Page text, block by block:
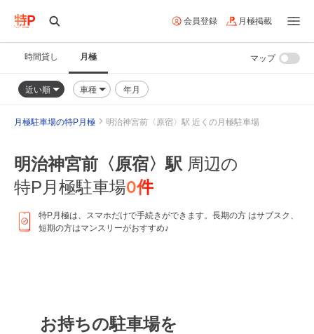
会員登録 月極掲載
時間貸し 月極
近い順 車種 年月
マップ
月極駐車場の特P月極 明治神宮前〈原宿〉駅 近くの月極駐車場
明治神宮前〈原宿〉駅 周辺の
特P月極駐車場0件
特P月極は、スマホだけで手続きができます。長期の方 はサブスク、
短期の方はマンスリーがおすすめ♪
お持ちの駐車場を